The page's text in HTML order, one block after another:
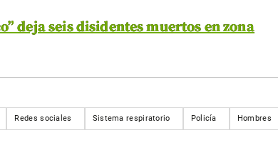
deja seis disidentes muertos en zona
Redes sociales Sistema respiratorio Policía Hombres